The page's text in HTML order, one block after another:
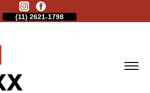
(11) 2621-1798